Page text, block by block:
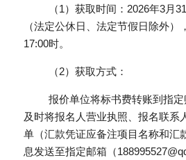
（法定公休日、法定节假日除外）
17:00时。
         （2）获取方式：
及时将报名人营业执照、报名联系
单（汇款凭证应备注项目名称和汇
息发送至指定邮箱（